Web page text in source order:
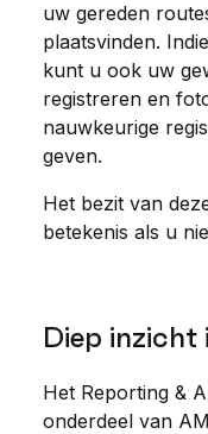
uw gereden
plaatsvinden.
kunt u ook uw
registreren en
nauwkeurige
geven.
Het bezit van
betekenis als u
Diep
Het Reporting &
onderdeel van